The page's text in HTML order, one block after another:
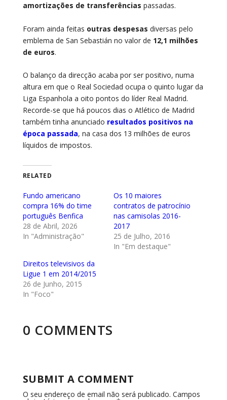
amortizações de transferências passadas.
Foram ainda feitas outras despesas diversas pelo
emblema de San Sebastián no valor de 12,1 milhões
de euros.
O balanço da direcção acaba por ser positivo, numa
altura em que o Real Sociedad ocupa o quinto lugar da
Liga Espanhola a oito pontos do líder Real Madrid.
Recorde-se que há poucos dias o Atlético de Madrid
também tinha anunciado resultados positivos na
época passada, na casa dos 13 milhões de euros
líquidos de impostos.
RELATED
Fundo americano
compra 16% do time
português Benfica
28 de Abril, 2026
In "Administração"
Os 10 maiores
contratos de patrocínio
nas camisolas 2016-
2017
25 de Julho, 2016
In "Em destaque"
Direitos televisivos da
Ligue 1 em 2014/2015
26 de Junho, 2015
In "Foco"
0 COMMENTS
SUBMIT A COMMENT
O seu endereço de email não será publicado. Campos